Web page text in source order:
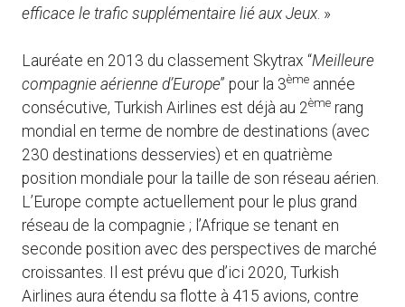
efficace le trafic supplémentaire lié aux Jeux. »
Lauréate en 2013 du classement Skytrax “Meilleure
compagnie aérienne d’Europe” pour la 3ème année
consécutive, Turkish Airlines est déjà au 2ème rang
mondial en terme de nombre de destinations (avec
230 destinations desservies) et en quatrième
position mondiale pour la taille de son réseau aérien.
L’Europe compte actuellement pour le plus grand
réseau de la compagnie ; l’Afrique se tenant en
seconde position avec des perspectives de marché
croissantes. Il est prévu que d’ici 2020, Turkish
Airlines aura étendu sa flotte à 415 avions, contre